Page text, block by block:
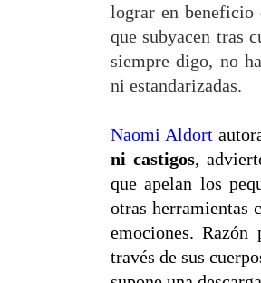
lograr en beneficio
que subyacen tras
siempre digo, no
ni estandarizadas.
Naomi Aldort
ni castigos,
que apelan los
otras herramientas
emociones.
través de sus